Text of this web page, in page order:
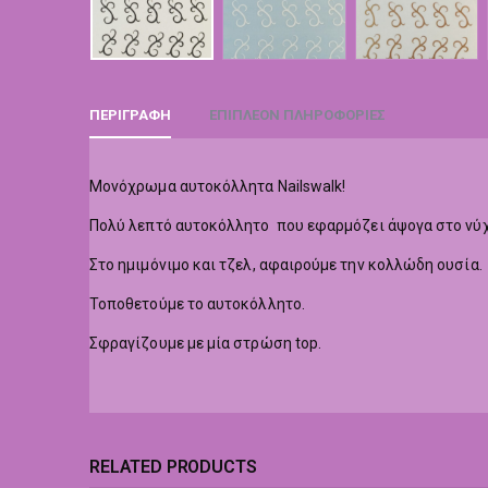
ΠΕΡΙΓΡΑΦΉ ΕΠΙΠΛΈΟΝ ΠΛΗΡΟΦΟΡΊΕΣ
Μονόχρωμα αυτοκόλλητα Nailswalk!
Πολύ λεπτό αυτοκόλλητο που εφαρμόζει άψογα στο
Στο ημιμόνιμο και τζελ, αφαιρούμε την κολλώδη ουσία.
Τοποθετούμε το αυτοκόλλητο.
Σφραγίζουμε με μία στρώση top.
RELATED PRODUCTS